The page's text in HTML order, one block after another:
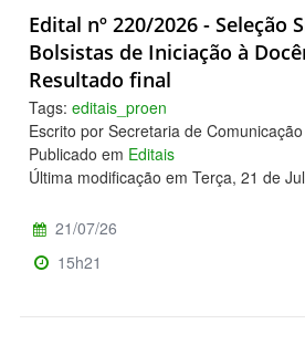
Edital nº 220/2026 - Seleção
Bolsistas de Iniciação à
Resultado final
Tags: editais_proen
Escrito por Secretaria de Comunicação
Publicado em Editais
Última modificação em Terça, 21 de
21/07/26
15h21